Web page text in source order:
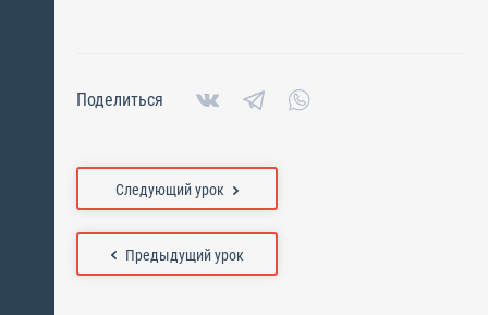
Поделиться
Предыдущий урок
Следующий урок